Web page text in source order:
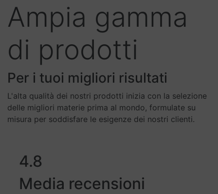
Ampia gamma
di prodotti
Per i tuoi migliori risultati
L'alta qualità dei nostri prodotti inizia con la selezione
delle migliori materie prima al mondo, formulate su
misura per soddisfare le esigenze dei nostri clienti.
4.8
Media recensioni